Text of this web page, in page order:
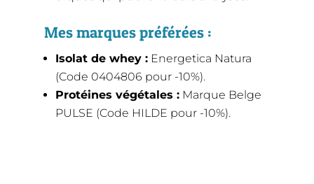
Mes marques préférées :
Isolat de whey :Energetica Natura
(Code 0404806 pour -10%).
Protéines végétales :Marque Belge
PULSE (Code HILDE pour -10%).